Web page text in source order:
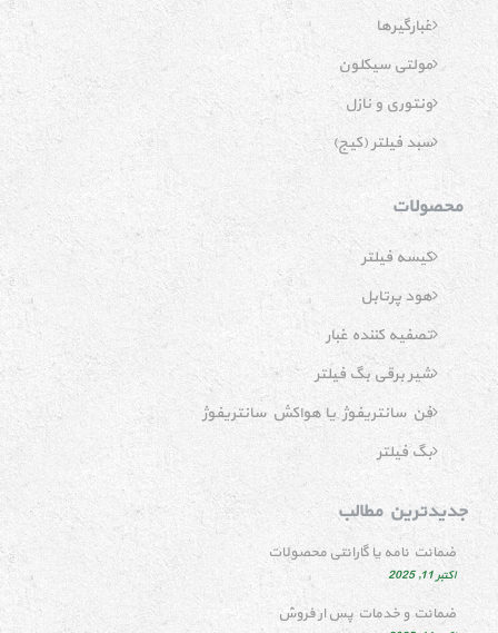
غبارگیرها
مولتی سیکلون
ونتوری و نازل
سبد فیلتر (کیج)
محصولات
کیسه فیلتر
هود پرتابل
تصفیه کننده غبار
شیر برقی بگ فیلتر
فن سانتریفوژ یا هواکش سانتریفوژ
بگ فیلتر
جدیدترین مطالب
ضمانت نامه یا گارانتی محصولات
اکتبر 11, 2025
ضمانت و خدمات پس ار فروش